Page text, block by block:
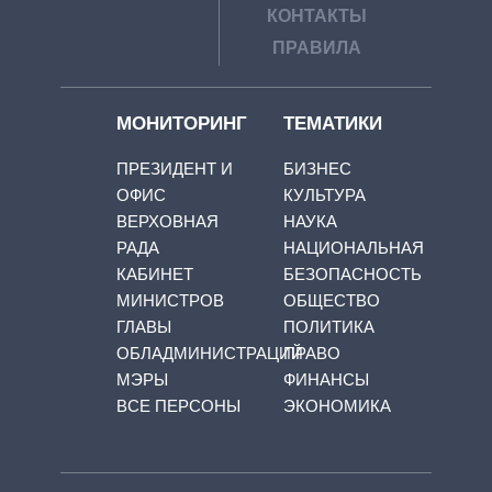
КОНТАКТЫ
ПРАВИЛА
МОНИТОРИНГ
ПРЕЗИДЕНТ И
ОФИС
ВЕРХОВНАЯ
РАДА
КАБИНЕТ
МИНИСТРОВ
ГЛАВЫ
ОБЛАДМИНИСТРАЦИЙ
МЭРЫ
ВСЕ ПЕРСОНЫ
ТЕМАТИКИ
БИЗНЕС
КУЛЬТУРА
НАУКА
НАЦИОНАЛЬНАЯ
БЕЗОПАСНОСТЬ
ОБЩЕСТВО
ПОЛИТИКА
ПРАВО
ФИНАНСЫ
ЭКОНОМИКА